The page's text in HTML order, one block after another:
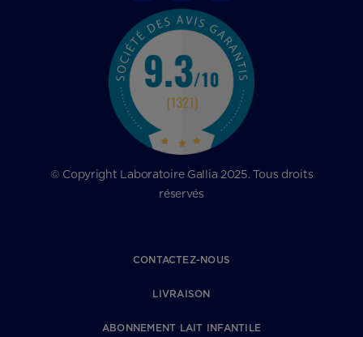
© Copyright Laboratoire Gallia 2025. Tous droits
réservés
CONTACTEZ-NOUS
LIVRAISON
ABONNEMENT LAIT INFANTILE